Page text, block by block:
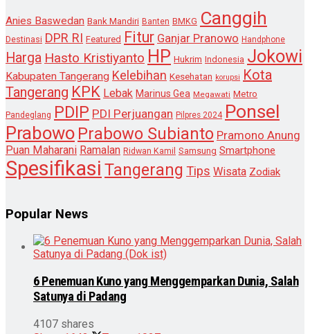
Anies Baswedan Bank Mandiri Banten BMKG Canggih
Destinasi DPR RI Featured Fitur Ganjar Pranowo Handphone
Harga Hasto Kristiyanto HP Hukrim Indonesia Jokowi
Kabupaten Tangerang Kelebihan Kesehatan korupsi Kota
Tangerang KPK Lebak Marinus Gea Megawati Metro
Pandeglang PDIP PDI Perjuangan Pilpres 2024 Ponsel
Prabowo Prabowo Subianto Pramono Anung
Puan Maharani Ramalan Ridwan Kamil Samsung Smartphone
Spesifikasi Tangerang Tips Wisata Zodiak
Popular News
6 Penemuan Kuno yang Menggemparkan Dunia, Salah
Satunya di Padang
4107 shares